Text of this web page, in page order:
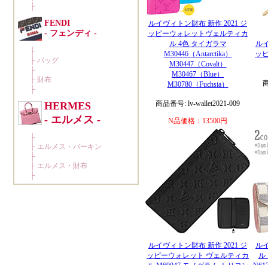
ルイヴィトン財布 新作 2021 ジ
ッピーウォレットヴェルティカ
ル 4色 タイガラマ
M30446（Antarctika）
M30447（Covalt）
M30467（Blue）
M30780（Fuchsia）
商品番号: lv-wallet2021-009
N品価格：13500円
ル
ッ
ルイヴィトン財布 新作 2021 ジ
ッピーウォレット ヴェルティカ
ル
ル